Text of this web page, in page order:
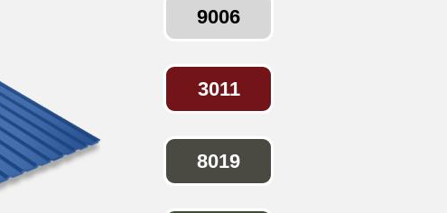
9006
3011
8019